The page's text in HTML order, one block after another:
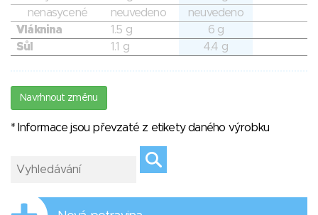
nenasycené
neuvedeno
neuvedeno
Vláknina
1.5 g
6 g
Sůl
1.1 g 4.4 g
Navrhnout změnu
* Informace jsou převzaté z etikety daného výrobku